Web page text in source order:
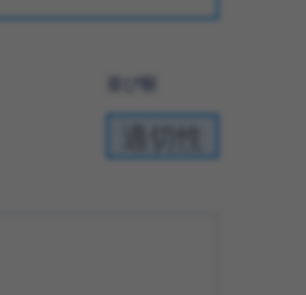
並び順